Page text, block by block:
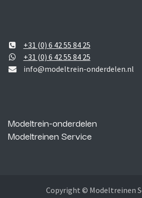
+31 (0) 6 42 55 84 25
+31 (0) 6 42 55 84 25
info@modeltrein-onderdelen.nl
Modeltrein-onderdelen
Modeltreinen Service
Copyright © Modeltreinen